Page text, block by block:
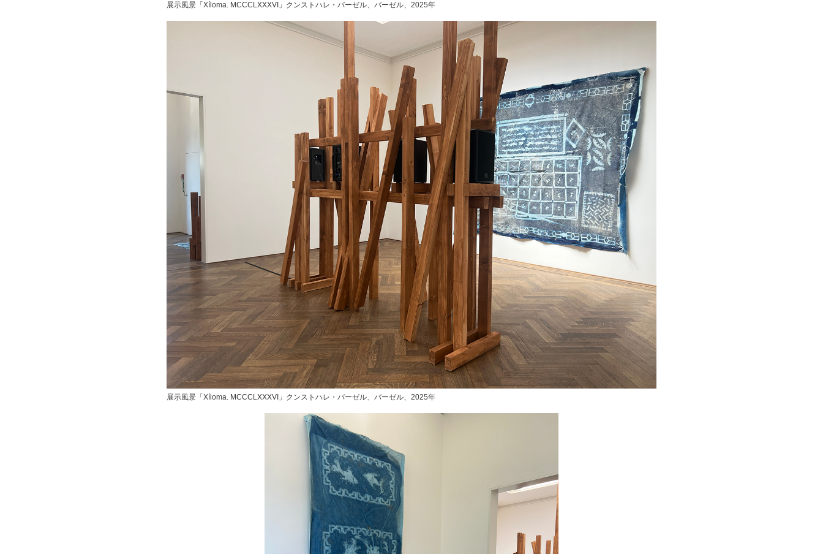
展示風景「Xíloma. MCCCLXXXVI」クンストハレ・バーゼル、バーゼル、2025年
展示風景「Xíloma. MCCCLXXXVI」クンストハレ・バーゼル、バーゼル、2025年